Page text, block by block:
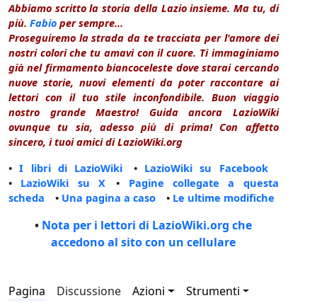
Abbiamo scritto la storia della Lazio insieme. Ma tu, di
più. Fabio per sempre...
Proseguiremo la strada da te tracciata per l'amore dei
nostri colori che tu amavi con il cuore. Ti immaginiamo
già nel firmamento biancoceleste dove starai cercando
nuove storie, nuovi elementi da poter raccontare ai
lettori con il tuo stile inconfondibile. Buon viaggio
nostro grande Maestro! Guida ancora LazioWiki
ovunque tu sia, adesso più di prima! Con affetto
sincero, i tuoi amici di LazioWiki.org
•I libri di LazioWiki • LazioWiki su Facebook
• LazioWiki su X • Pagine collegate a questa
scheda • Una pagina a caso • Le ultime modifiche
• Nota per i lettori di LazioWiki.org che
accedono al sito con un cellulare
Pagina Discussione Azioni Strumenti